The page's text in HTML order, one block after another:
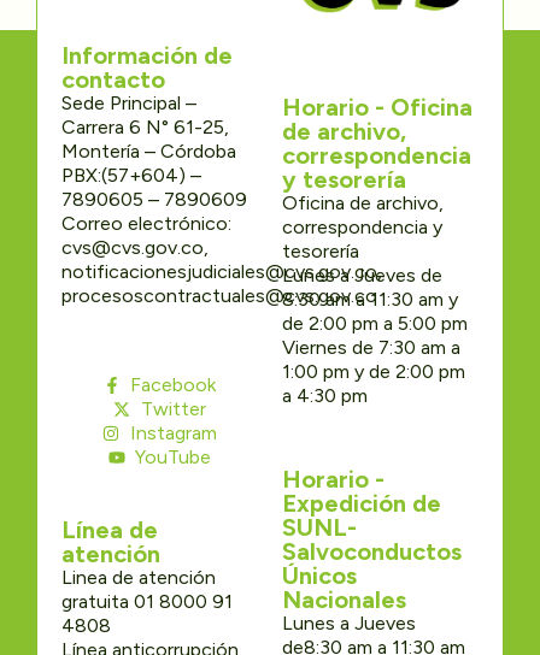
Información de
contacto
Sede Principal –
Carrera 6 N° 61-25,
Montería – Córdoba
PBX:(57+604) –
7890605 – 7890609
Correo electrónico:
cvs@cvs.gov.co,
notificacionesjudiciales@cvs.gov.co,
procesoscontractuales@cvs.gov.co
Facebook
Twitter
Instagram
YouTube
Línea de
atención
Linea de atención
gratuita 01 8000 91
4808
Línea anticorrupción
Horario - Oficina
de archivo,
correspondencia
y tesorería
Oficina de archivo,
correspondencia y
tesorería
Lunes a Jueves de
8:30 am a 11:30 am y
de 2:00 pm a 5:00 pm
Viernes de 7:30 am a
1:00 pm y de 2:00 pm
a 4:30 pm
Horario -
Expedición de
SUNL-
Salvoconductos
Únicos
Nacionales
Lunes a Jueves
de8:30 am a 11:30 am